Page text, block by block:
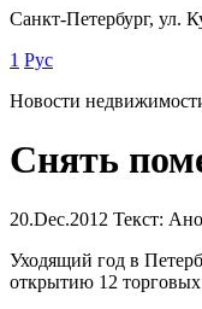
Санкт-Петербург, ул.
1 Рус
Новости
Снять
20.Dec.2012 Текст:
Уходящий год в
открытию 12 торговых